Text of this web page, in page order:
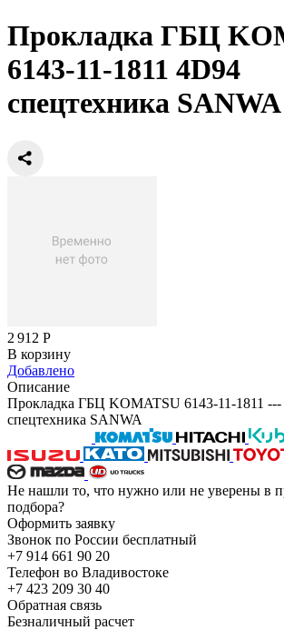
Прокладка ГБЦ
6143-11-1811 4D94
спецтехника SANWA
2 912 Р
В корзину
Добавлено
Описание
Прокладка ГБЦ KOMATSU 6143-11-1811
спецтехника SANWA
Не нашли то, что нужно или не уверены в
подбора?
Оформить заявку
Звонок по России бесплатный
+7 914 661 90 20
Телефон во Владивостоке
+7 423 209 30 40
Обратная связь
Безналичный расчет